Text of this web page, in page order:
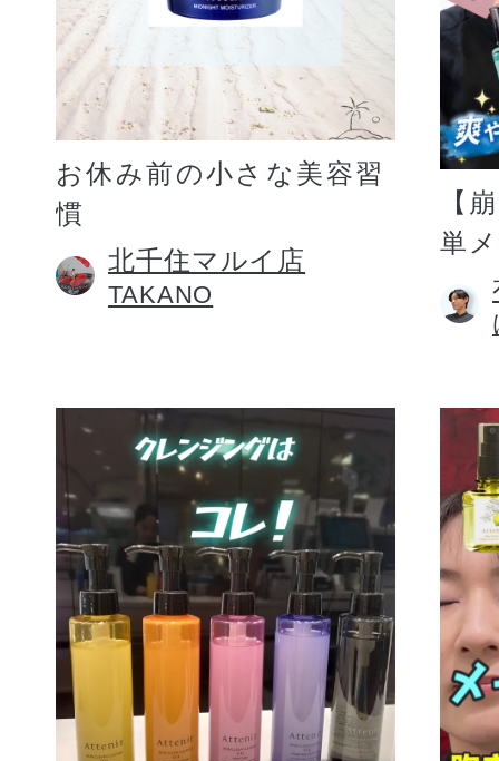
お休み前の小さな美容習
慣
北千住マルイ店
TAKANO
【
単